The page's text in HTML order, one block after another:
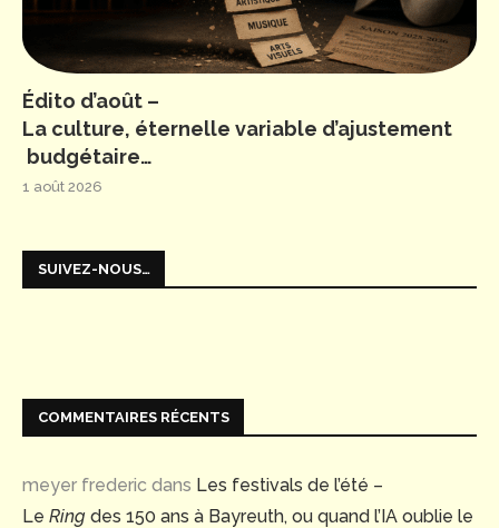
Édito d’août –
La culture, éternelle variable d’ajustement
budgétaire…
1 août 2026
SUIVEZ-NOUS…
COMMENTAIRES RÉCENTS
meyer frederic dans Les festivals de l’été –
Le Ring des 150 ans à Bayreuth, ou quand l’IA oublie le